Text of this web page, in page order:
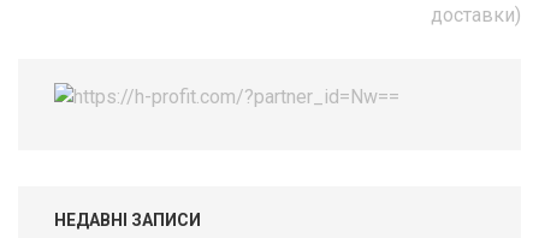
доставки)
НЕДАВНІ ЗАПИСИ